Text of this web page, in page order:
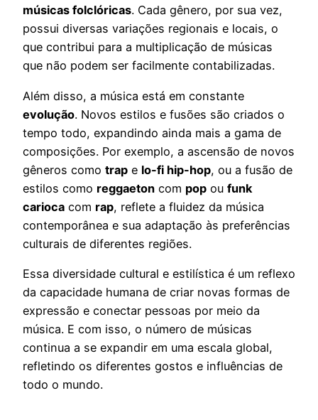
músicas folclóricas. Cada gênero, por sua vez,
possui diversas variações regionais e locais, o
que contribui para a multiplicação de músicas
que não podem ser facilmente contabilizadas.
Além disso, a música está em constante
evolução. Novos estilos e fusões são criados o
tempo todo, expandindo ainda mais a gama de
composições. Por exemplo, a ascensão de novos
gêneros como trap e lo-fi hip-hop, ou a fusão de
estilos como reggaeton com pop ou funk
carioca com rap, reflete a fluidez da música
contemporânea e sua adaptação às preferências
culturais de diferentes regiões.
Essa diversidade cultural e estilística é um reflexo
da capacidade humana de criar novas formas de
expressão e conectar pessoas por meio da
música. E com isso, o número de músicas
continua a se expandir em uma escala global,
refletindo os diferentes gostos e influências de
todo o mundo.